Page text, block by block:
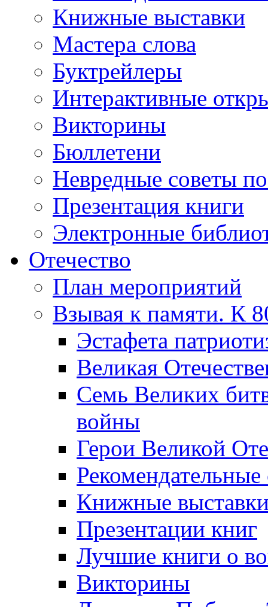
Книжные выставки
Мастера слова
Буктрейлеры
Интерактивные
Викторины
Бюллетени
Невредные советы
Презентация книги
Электронные
Отечество
План мероприятий
Взывая к памяти. К
Эcтафета
Великая
Семь Великих
войны
Герои Великой
Рекомендательные
Книжные
Презентации книг
Лучшие книги о
Викторины